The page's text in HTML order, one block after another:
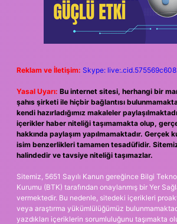
Reklam ve İletişim: Skype:
Yasal Uyarı: Bu internet sitesi, herhangi bir
şahıs şirketi ile hiçbir bağlantısı
kendi hazırladığımız makaleler
içerikler haber niteliği taşımamakta olup,
hakkında paylaşım yapılmamaktadır. Gerçek
isim benzerlikleri tamamen tesadüfidir.
halindedir ve tavsiye niteliği taşımazlar.
Sitemiz, 5651 Sayılı Kanun gereğince Bilgi
Kurumu (BTK) tarafından onaylanmış bir Yer
vermektedir. Bu nedenle, sitedeki içerikleri
veya araştırma yükümlülüğümüz
yazdıkları içeriklerin sorumluluğunu taşımakta